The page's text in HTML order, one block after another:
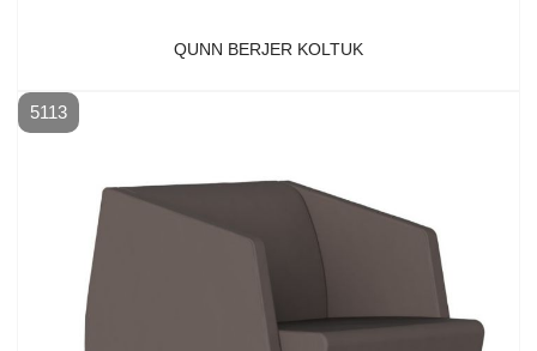
QUNN BERJER KOLTUK
5113